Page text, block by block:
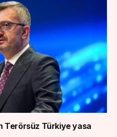
Terörsüz Türkiye yasa